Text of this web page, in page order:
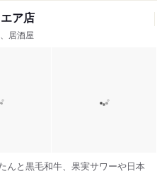
ア店
居酒屋
と黒毛和牛、果実サワーや日本